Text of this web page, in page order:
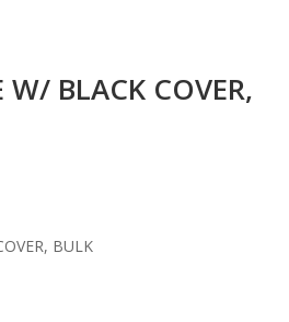
W/ BLACK COVER,
BULK